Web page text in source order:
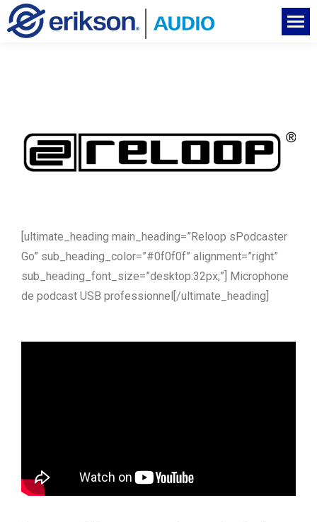
[ultimate_heading main_heading=”Reloop sPodcaster
Go” sub_heading_color=”#0f0f0f” alignment=”right”
sub_heading_font_size=”desktop:32px;”] Microphone
de podcast USB professionnel[/ultimate_heading]